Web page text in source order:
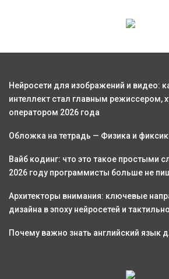
Нейросети для изображений и видео:
интеллект стал главным режиссером,
оператором 2026 года
Обложка на тетрадь — Физика и
Вайб кодинг: что это такое простыми
2026 году программисты больше не
Архитекторы внимания: ключевые
дизайна в эпоху нейросетей и
Почему важно знать английский язык